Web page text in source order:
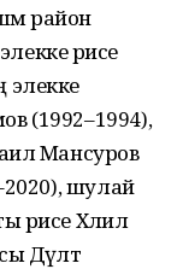
район
рәисе
элекке
(1992–1994),
Мансуров
шулай
рәисе Хәлил
Дәүләт